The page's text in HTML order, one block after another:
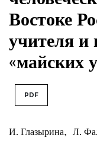
Востоке
учителя и
«майских
PDF
И. Глазырина, Л.